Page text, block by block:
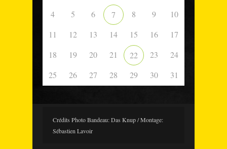
4
5 6 7 8 9
10
11
12 13 14 15 16
17
18
19 20 21 22 23
24
25
26 27 28 29 30 31
Crédits Photo Bandeau: Das Knup / Montage:
Sébastien Lavoir